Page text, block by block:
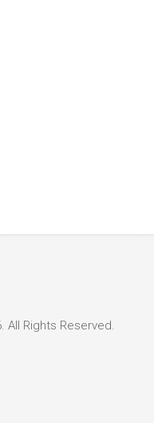
All Rights Reserved.